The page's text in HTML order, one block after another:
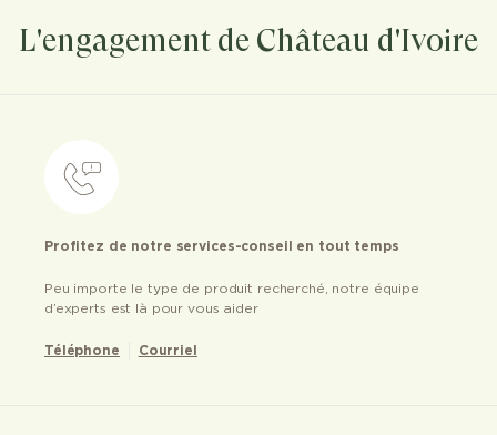
L'engagement de Château d'Ivoire
Profitez de notre services-conseil en tout temps
Peu importe le type de produit recherché, notre équipe
d’experts est là pour vous aider
Téléphone Courriel